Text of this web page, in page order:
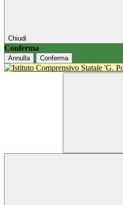
Chiudi
Conferma
Annulla Conferma